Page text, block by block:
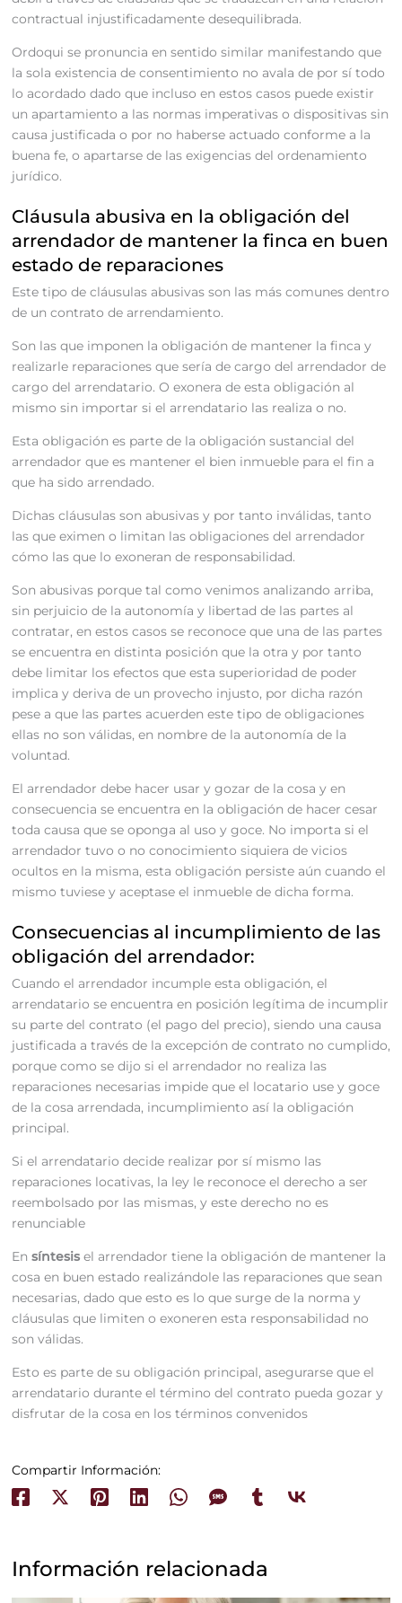
contractual injustificadamente desequilibrada.
Ordoqui se pronuncia en sentido similar manifestando que
la sola existencia de consentimiento no avala de por sí todo
lo acordado dado que incluso en estos casos puede existir
un apartamiento a las normas imperativas o dispositivas sin
causa justificada o por no haberse actuado conforme a la
buena fe, o apartarse de las exigencias del ordenamiento
jurídico.
Cláusula abusiva en la obligación del
arrendador de mantener la finca en buen
estado de reparaciones
Este tipo de cláusulas abusivas son las más comunes dentro
de un contrato de arrendamiento.
Son las que imponen la obligación de mantener la finca y
realizarle reparaciones que sería de cargo del arrendador de
cargo del arrendatario. O exonera de esta obligación al
mismo sin importar si el arrendatario las realiza o no.
Esta obligación es parte de la obligación sustancial del
arrendador que es mantener el bien inmueble para el fin a
que ha sido arrendado.
Dichas cláusulas son abusivas y por tanto inválidas, tanto
las que eximen o limitan las obligaciones del arrendador
cómo las que lo exoneran de responsabilidad.
Son abusivas porque tal como venimos analizando arriba,
sin perjuicio de la autonomía y libertad de las partes al
contratar, en estos casos se reconoce que una de las partes
se encuentra en distinta posición que la otra y por tanto
debe limitar los efectos que esta superioridad de poder
implica y deriva de un provecho injusto, por dicha razón
pese a que las partes acuerden este tipo de obligaciones
ellas no son válidas, en nombre de la autonomía de la
voluntad.
El arrendador debe hacer usar y gozar de la cosa y en
consecuencia se encuentra en la obligación de hacer cesar
toda causa que se oponga al uso y goce. No importa si el
arrendador tuvo o no conocimiento siquiera de vicios
ocultos en la misma, esta obligación persiste aún cuando el
mismo tuviese y aceptase el inmueble de dicha forma.
Consecuencias al incumplimiento de las
obligación del arrendador:
Cuando el arrendador incumple esta obligación, el
arrendatario se encuentra en posición legítima de incumplir
su parte del contrato (el pago del precio), siendo una causa
justificada a través de la excepción de contrato no cumplido,
porque como se dijo si el arrendador no realiza las
reparaciones necesarias impide que el locatario use y goce
de la cosa arrendada, incumplimiento así la obligación
principal.
Si el arrendatario decide realizar por sí mismo las
reparaciones locativas, la ley le reconoce el derecho a ser
reembolsado por las mismas, y este derecho no es
renunciable
En síntesisel arrendador tiene la obligación de mantener la
cosa en buen estado realizándole las reparaciones que sean
necesarias, dado que esto es lo que surge de la norma y
cláusulas que limiten o exoneren esta responsabilidad no
son válidas.
Esto es parte de su obligación principal, asegurarse que el
arrendatario durante el término del contrato pueda gozar y
disfrutar de la cosa en los términos convenidos
Compartir Información:
Información relacionada